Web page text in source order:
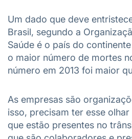
Um dado que deve
Brasil, segundo a
Saúde é o país do
o maior número de mortes
número em 2013 foi maior
As empresas são
isso, precisam ter esse
que estão presentes no